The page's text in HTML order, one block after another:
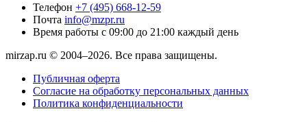
Телефон +7 (495) 668-12-59
Почта info@mzpr.ru
Время работы с 09:00 до 21:00 каждый день
mirzap.ru © 2004–2026. Все права защищены.
Публичная оферта
Согласие на обработку персональных данных
Политика конфиденциальности